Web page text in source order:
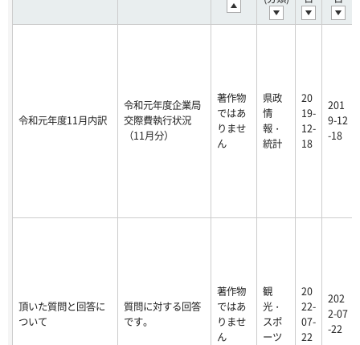
令和元年度11月内訳
令和元年度企業局
交際費執行状況
（11月分）
著作物
ではあ
りませ
ん
県政
情
報・
統計
20
19-
12-
18
201
9-12
-18
頂いた質問と回答に
ついて
質問に対する回答
です。
著作物
ではあ
りませ
ん
観
光・
スポ
ーツ
20
22-
07-
22
202
2-07
-22